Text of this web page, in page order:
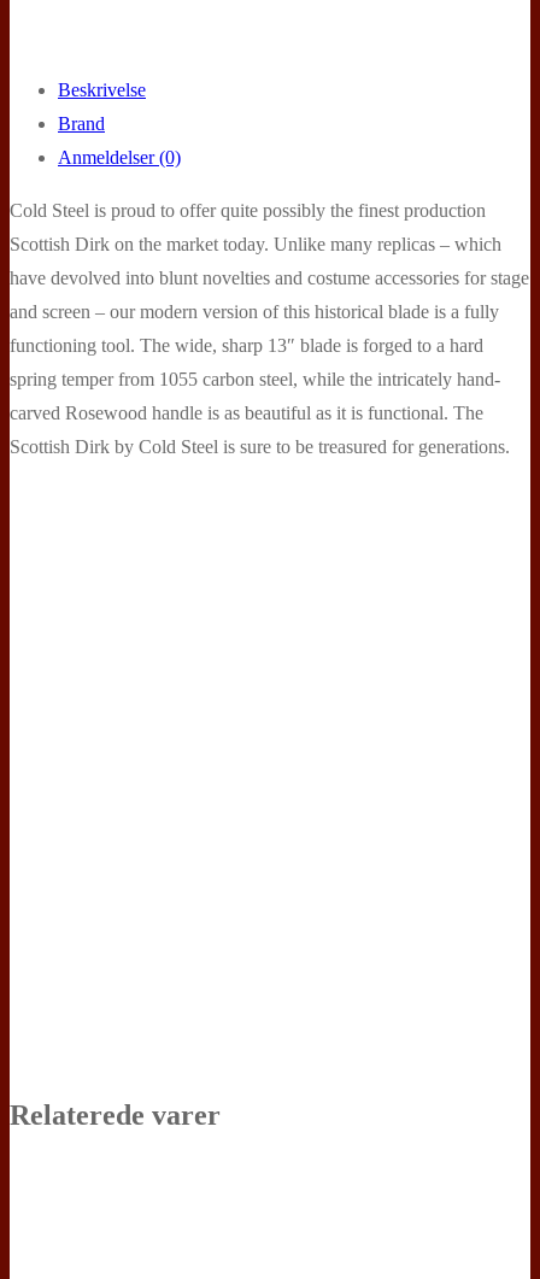
Beskrivelse
Brand
Anmeldelser (0)
Cold Steel is proud to offer quite possibly the finest production
Scottish Dirk on the market today. Unlike many replicas – which
have devolved into blunt novelties and costume accessories for stage
and screen – our modern version of this historical blade is a fully
functioning tool. The wide, sharp 13″ blade is forged to a hard
spring temper from 1055 carbon steel, while the intricately hand-
carved Rosewood handle is as beautiful as it is functional. The
Scottish Dirk by Cold Steel is sure to be treasured for generations.
Relaterede varer